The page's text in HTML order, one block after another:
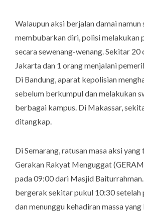
Walaupun aksi berjalan damai namun
membubarkan diri, polisi melakukan
secara sewenang-wenang. Sekitar
Jakarta dan 1 orang menjalani
Di Bandung, aparat kepolisian
sebelum berkumpul dan melakukan
berbagai kampus. Di Makassar,
ditangkap.
Di Semarang, ratusan masa aksi
Gerakan Rakyat Menguggat
pada 09:00 dari Masjid
bergerak sekitar pukul 10:30 setelah
dan menunggu kehadiran massa